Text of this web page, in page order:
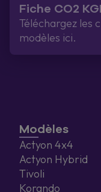
Fiche CO2
Téléchargez les
modèles ici.
Modèles
Actyon 4x4
Actyon Hybrid
Tivoli
Korando